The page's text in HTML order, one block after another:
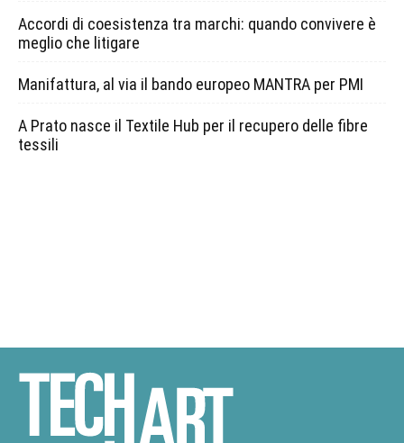
Accordi di coesistenza tra marchi: quando convivere è
meglio che litigare
Manifattura, al via il bando europeo MANTRA per PMI
A Prato nasce il Textile Hub per il recupero delle fibre
tessili